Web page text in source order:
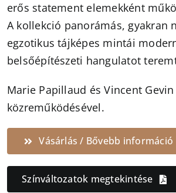
erős statement elemekként
A kollekció panorámás, gyakran
egzotikus tájképes mintái
belsőépítészeti hangulatot
Marie Papillaud és Vincent Gevin
közreműködésével.
Vásárlás / Bővebb információ
Színváltozatok megtekintése